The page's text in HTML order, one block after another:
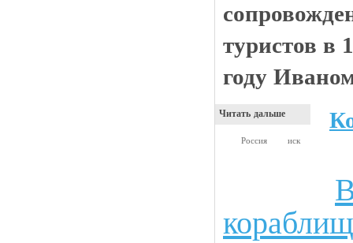
туристов в
году
Читать дальше
Россия иск